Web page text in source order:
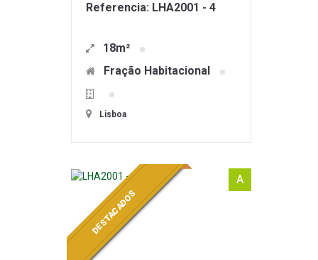
Referencia: LHA2001 - 4
18m²
Fração Habitacional
Lisboa
A
DESTACADOS